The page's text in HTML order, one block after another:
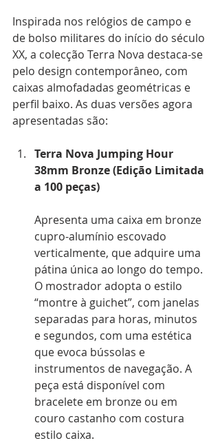
Inspirada nos relógios de campo e
de bolso militares do início do século
XX, a colecção Terra Nova destaca-se
pelo design contemporâneo, com
caixas almofadadas geométricas e
perfil baixo. As duas versões agora
apresentadas são:
Terra Nova Jumping Hour
38mm Bronze (Edição Limitada
a 100 peças)
Apresenta uma caixa em bronze
cupro-alumínio escovado
verticalmente, que adquire uma
pátina única ao longo do tempo.
O mostrador adopta o estilo
“montre à guichet”, com janelas
separadas para horas, minutos
e segundos, com uma estética
que evoca bússolas e
instrumentos de navegação. A
peça está disponível com
bracelete em bronze ou em
couro castanho com costura
estilo caixa.